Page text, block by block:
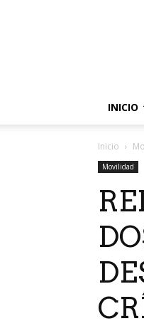
INICIO
Inicio
Movilidad